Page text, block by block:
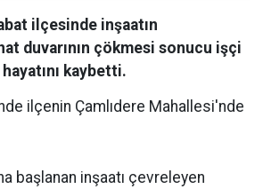
ilçesinde inşaatın
duvarının çökmesi sonucu işçi
kaybetti.
ilçenin Çamlıdere Mahallesi'nde
başlanan inşaatı çevreleyen